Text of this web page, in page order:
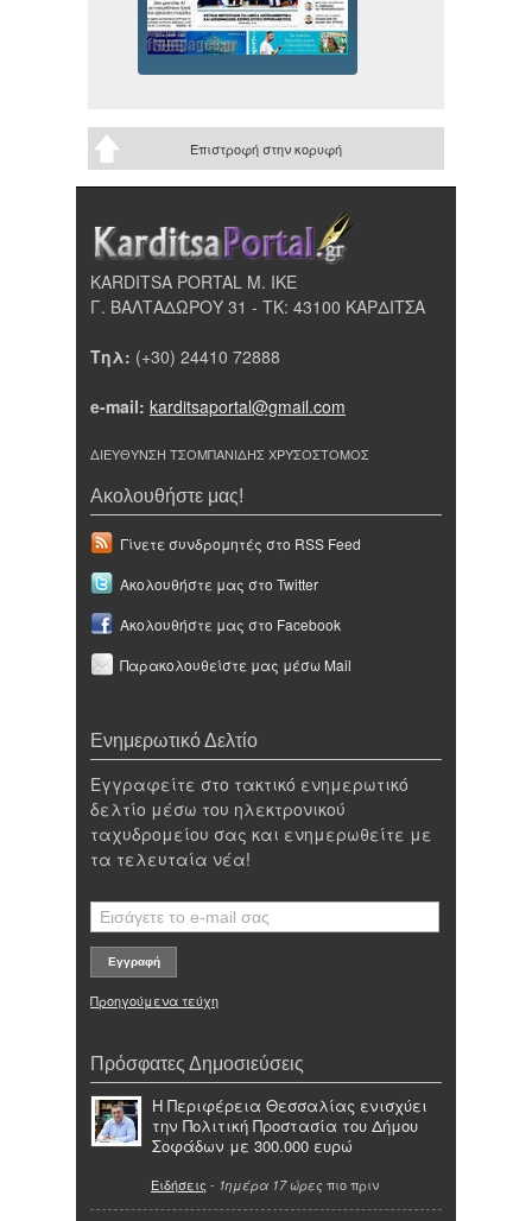
Επιστροφή στην κορυφή
KARDITSA PORTAL Μ. ΙΚΕ
Γ. ΒΑΛΤΑΔΩΡΟΥ 31 - ΤΚ: 43100 ΚΑΡΔΙΤΣΑ
Τηλ: (+30) 24410 72888
e-mail: karditsaportal@gmail.com
ΔΙΕΥΘΥΝΣΗ ΤΣΟΜΠΑΝΙΔΗΣ ΧΡΥΣΟΣΤΟΜΟΣ
Ακολουθήστε μας!
Γίνετε συνδρομητές στο RSS Feed
Ακολουθήστε μας στο Twitter
Ακολουθήστε μας στο Facebook
Παρακολουθείστε μας μέσω Mail
Ενημερωτικό Δελτίο
Εγγραφείτε στο τακτικό ενημερωτικό
δελτίο μέσω του ηλεκτρονικού
ταχυδρομείου σας και ενημερωθείτε με
τα τελευταία νέα!
Προηγούμενα τεύχη
Πρόσφατες Δημοσιεύσεις
Η Περιφέρεια Θεσσαλίας ενισχύει
την Πολιτική Προστασία του Δήμου
Σοφάδων με 300.000 ευρώ
Ειδήσεις - 1ημέρα 17 ώρες πιο πριν